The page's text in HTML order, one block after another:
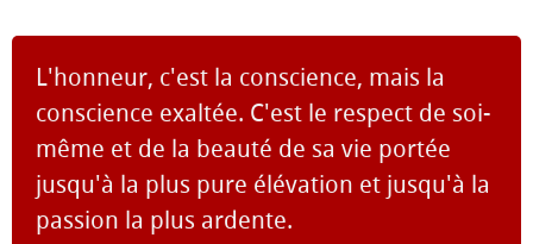
L'honneur, c'est la conscience, mais la
conscience exaltée. C'est le respect de soi-
même et de la beauté de sa vie portée
jusqu'à la plus pure élévation et jusqu'à la
passion la plus ardente.